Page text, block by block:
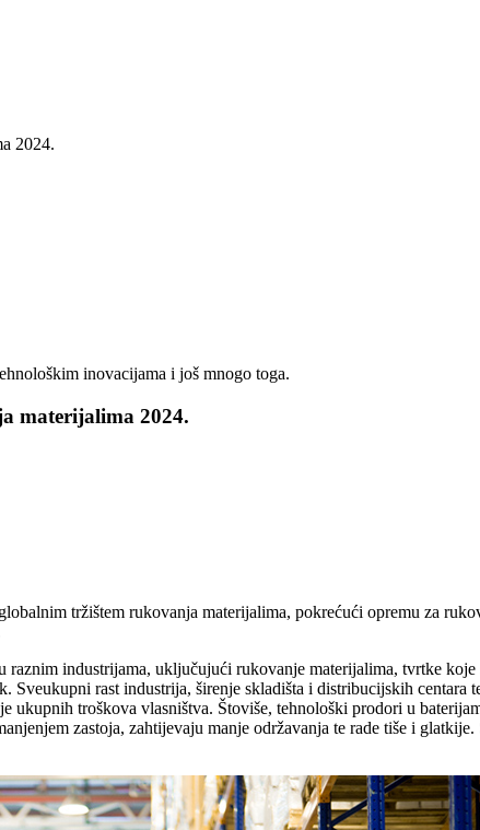
2024.
inovacijama i još mnogo toga.
materijalima 2024.
tržištem rukovanja materijalima, pokrećući opremu za
industrijama, uključujući rukovanje materijalima, tvrtke koje
rast industrija, širenje skladišta i distribucijskih centara
ukupnih troškova vlasništva. Štoviše, tehnološki prodori u
zastoja, zahtijevaju manje održavanja te rade tiše i